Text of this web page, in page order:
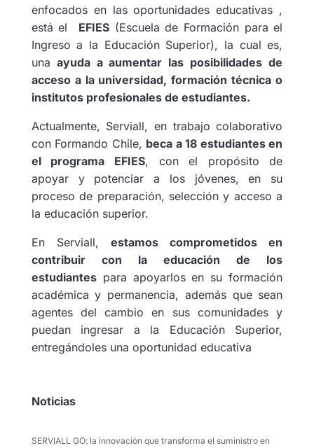
enfocados en las oportunidades educativas ,
está el EFIES(Escuela de Formación para el
Ingreso a la Educación Superior), la cual es,
una ayuda a aumentar las posibilidades de
acceso a la universidad, formación técnica o
institutos profesionales de estudiantes.
Actualmente, Serviall, en trabajo colaborativo
con Formando Chile, beca a 18 estudiantes en
el programa EFIES, con el propósito de
apoyar y potenciar a los jóvenes, en su
proceso de preparación, selección y acceso a
la educación superior.
En Serviall, estamos comprometidos en
contribuir con la educación de los
estudiantespara apoyarlos en su formación
académica y permanencia, además que sean
agentes del cambio en sus comunidades y
puedan ingresar a la Educación Superior,
entregándoles una oportunidad educativa
Noticias
SERVIALL GO: la innovación que transforma el suministro en